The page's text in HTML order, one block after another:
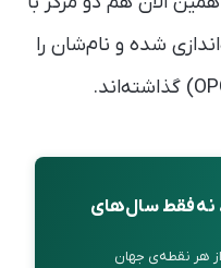
شده و نام‌شان را
نه فقط سال‌های
از هر نقطه‌ی جهان